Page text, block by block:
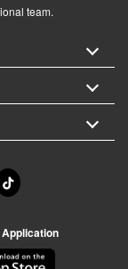
team.